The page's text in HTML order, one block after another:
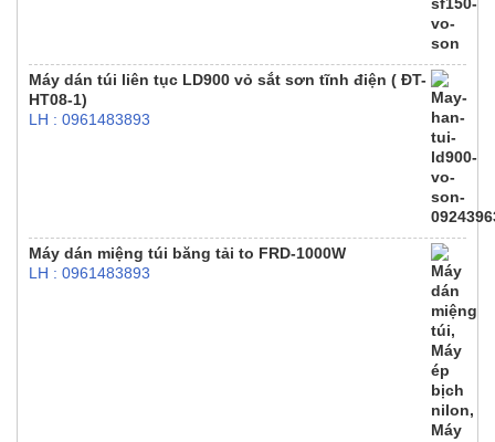
Máy dán túi liên tục LD900 vỏ sắt sơn tĩnh điện ( ĐT-
HT08-1)
LH : 0961483893
Máy dán miệng túi băng tải to FRD-1000W
LH : 0961483893